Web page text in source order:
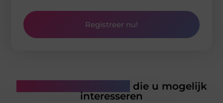
Registreer nu!
die u mogelijk
interesseren